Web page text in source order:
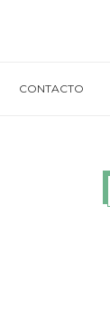
CONTACTO